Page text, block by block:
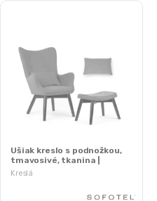
Kreslá
Ušiak kreslo s podnožkou,
tmavosivé, tkanina |
Sofotel